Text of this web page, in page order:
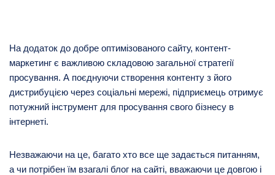
На додаток до добре оптимізованого сайту, контент-
маркетинг є важливою складовою загальної стратегії
просування. А поєднуючи створення контенту з його
дистрибуцією через соціальні мережі, підприємець отримує
потужний інструмент для просування свого бізнесу в
інтернеті.
Незважаючи на це, багато хто все ще задається питанням,
а чи потрібен їм взагалі блог на сайті, вважаючи це довгою і